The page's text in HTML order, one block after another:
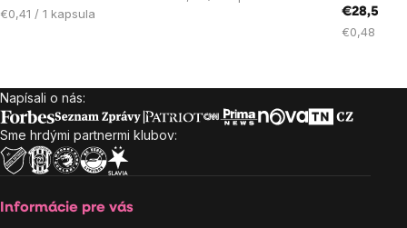
Jednotková
€0,41 / 1 kapsula €28,50
Jednotková
€0,48 / 1
Zápätie
Napísali o nás:
Sme hrdými partnermi klubov:
Informácie pre vás